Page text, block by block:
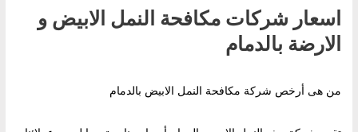
اسعار شركات مكافحة النمل الابيض و
الارضة بالدمام
من هى أرخص شركة مكافحة النمل الابيض بالدمام